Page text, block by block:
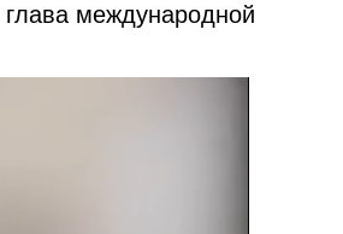
глава международной